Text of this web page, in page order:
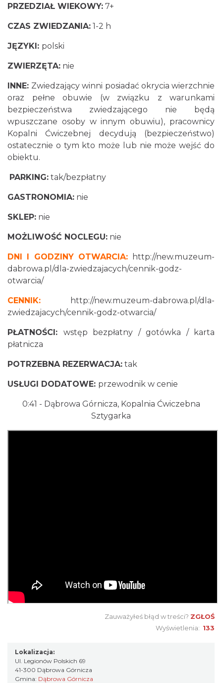
PRZEDZIAŁ WIEKOWY: 7+
CZAS ZWIEDZANIA: 1-2 h
JĘZYKI: polski
ZWIERZĘTA: nie
INNE: Zwiedzający winni posiadać okrycia wierzchnie
oraz pełne obuwie (w związku z warunkami
bezpieczeństwa zwiedzającego nie będą
wpuszczane osoby w innym obuwiu), pracownicy
Kopalni Ćwiczebnej decydują (bezpieczeństwo)
ostatecznie o tym kto może lub nie może wejść do
obiektu.
PARKING: tak/bezpłatny
GASTRONOMIA: nie
SKLEP: nie
MOŻLIWOŚĆ NOCLEGU: nie
DNI I GODZINY OTWARCIA:
http://new.muzeum-
dabrowa.pl/dla-zwiedzajacych/cennik-godz-
otwarcia/
CENNIK:
http://new.muzeum-dabrowa.pl/dla-
zwiedzajacych/cennik-godz-otwarcia/
PŁATNOŚCI: wstęp bezpłatny / gotówka / karta
płatnicza
POTRZEBNA REZERWACJA: tak
USŁUGI DODATOWE: przewodnik w cenie
0:41 - Dąbrowa Górnicza, Kopalnia Ćwiczebna
Sztygarka
Zauważyłeś błąd w treści? ZGŁOŚ
Wyświetlenia: 133
Lokalizacja:
Ul. Legionów Polskich 69
41-300 Dąbrowa Górnicza
Gmina: Dąbrowa Górnicza